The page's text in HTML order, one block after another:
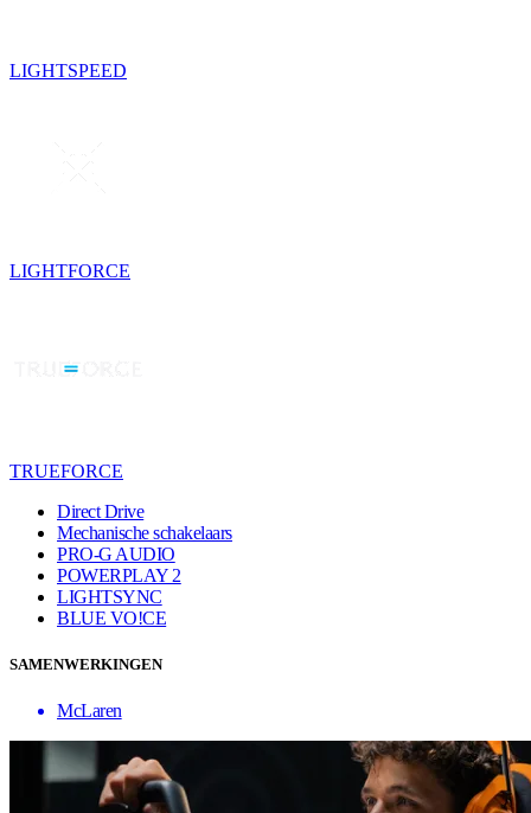
LIGHTSPEED
LIGHTFORCE
TRUEFORCE
Direct Drive
Mechanische schakelaars
PRO-G AUDIO
POWERPLAY 2
LIGHTSYNC
BLUE VO!CE
SAMENWERKINGEN
McLaren